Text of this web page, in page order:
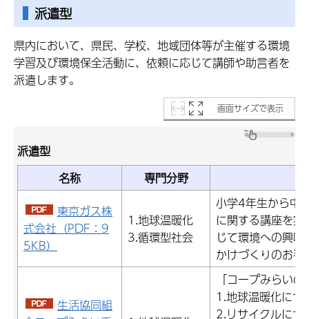
派遣型
県内において、県民、学校、地域団体等が主催する環境
学習及び環境保全活動に、依頼に応じて講師や助言者を
派遣します。
画面サイズで表示
派遣型
名称
専門分野
東京ガス株
式会社（PDF：9
5KB）
1.地球温暖化
3.循環型社会
小学4年生から中
に関する講座を
じて環境への興
かけづくりのお
生活協同組
「コープみらい
1.地球温暖化につ
2.リサイクルにつ